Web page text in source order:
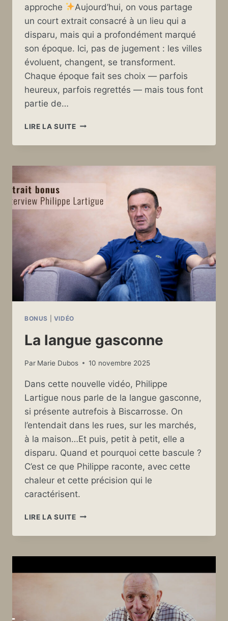
approche
Aujourd’hui, on vous partage
un court extrait consacré à un lieu qui a
disparu, mais qui a profondément marqué
son époque. Ici, pas de jugement : les villes
évoluent, changent, se transforment.
Chaque époque fait ses choix — parfois
heureux, parfois regrettés — mais tous font
partie de…
LIRE LA SUITEBONUS
–
KIOSQUE
BONUS VIDÉO
La langue gasconne
Par Marie Dubos 10 novembre 2025
Dans cette nouvelle vidéo, Philippe
Lartigue nous parle de la langue gasconne,
si présente autrefois à Biscarrosse. On
l’entendait dans les rues, sur les marchés,
à la maison…Et puis, petit à petit, elle a
disparu. Quand et pourquoi cette bascule ?
C’est ce que Philippe raconte, avec cette
chaleur et cette précision qui le
caractérisent.
LIRE LA SUITELA
GASCONNE